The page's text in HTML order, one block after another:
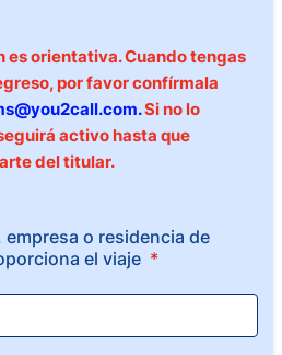
es orientativa. Cuando tengas
por favor confírmala
Si no lo
activo hasta que
del titular.
o residencia de
el viaje *